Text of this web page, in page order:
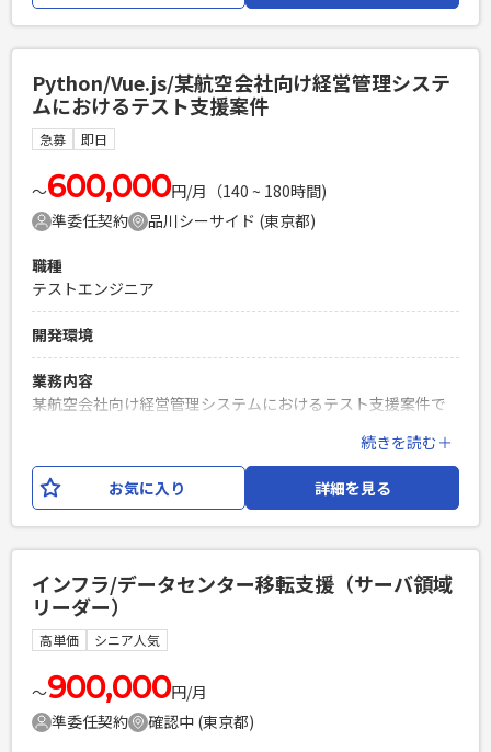
・日本語の記事校正を迅速かつ正確に行える方 ・クリエイテ
ィブ（画像・動画・室内装飾などデザイン全般）への興味が
ある方 ・SharePointに関する基礎知識 ・Copilotエージェン
トに関する基礎知識
PHPを用いたWebサービスの開発経験4年以上
Laravelを用いた開発経験1年以上
エンジニア複数人のチームでの開発経験
Python/Vue.js/某航空会社向け経営管理システ
ムにおけるテスト支援案件
急募 即日
〜600,000円/月（140 ~ 180時間)
準委任契約
品川シーサイド (東京都)
職種
テストエンジニア
開発環境
業務内容
某航空会社向け経営管理システムにおけるテスト支援案件で
て直しを目的として試験チームを新規立ち上げます。 試験項
目作成から試験実施、バグ改修までをチームで対応いただく
ポジションです。
経験 ・結合試験項目作成経験 ・結合試験実施経験 ・パッケー
ジのカスタム開発経験
PHPを用いたWebサービスの開発経験4年以上
エンジニア複数人のチームでの開発経験
続きを読む＋
お気に入り 詳細を見る
インフラ/データセンター移転支援（サーバ領域
リーダー）
高単価 シニア人気
〜900,000円/月
準委任契約
確認中 (東京都)